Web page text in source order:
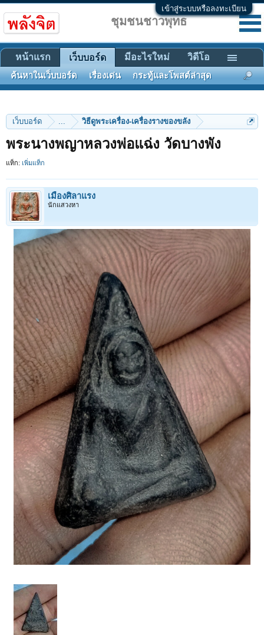
เข้าสู่ระบบหรือลงทะเบียน
เว็บบอร์ด ... วิธีดูพระเครื่อง-เครื่องรางของขลัง
พระนางพญาหลวงพ่อแฉ่ง วัดบางพัง
แท็ก: เพิ่มแท็ก
เมืองศิลาแรง
นักแสวงหา
ชุมชนชาวพุทธ
หน้าแรก เว็บบอร์ด
ค้นหาในเว็บบอร์ด เรื่องเด่น กระทู้และโพสต์ล่าสุด
มีอะไรใหม่ วิดีโอ